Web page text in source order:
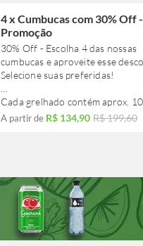
4 x Cumbucas com 30% Off -
Promoção
30% Off - Escolha 4 das nossas
cumbucas e aproveite esse
Selecione suas preferidas!
Cada grelhado contém aprox.
A partir de R$ 134,90 R$ 199,60